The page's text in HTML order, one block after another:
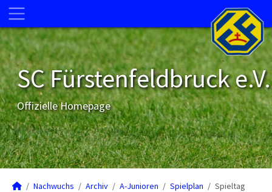
SC Fürstenfeldbruck e.V.
Offizielle Homepage
Nachwuchs Archiv A-Junioren Spielplan Spieltag